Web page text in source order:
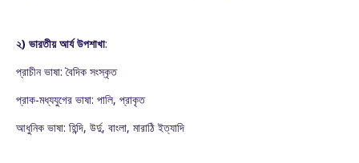
২) ভারতীয় আর্য উপশাখা:
প্রাচীন ভাষা: বৈদিক সংস্কৃত
প্রাক-মধ্যযুগের ভাষা: পালি, প্রাকৃত
আধুনিক ভাষা: হিন্দি, উর্দু, বাংলা, মারাঠি ইত্যাদি